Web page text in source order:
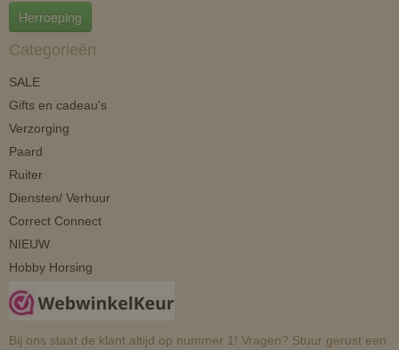
Herroeping
Categorieën
SALE
Gifts en cadeau's
Verzorging
Paard
Ruiter
Diensten/ Verhuur
Correct Connect
NIEUW
Hobby Horsing
Bij ons staat de klant altijd op nummer 1! Vragen? Stuur gerust een